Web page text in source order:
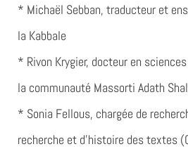
* Michaël Sebban, traducteur et
la Kabbale
* Rivon Krygier, docteur en
la communauté Massorti Adath
* Sonia Fellous, chargée de
recherche et d’histoire des textes